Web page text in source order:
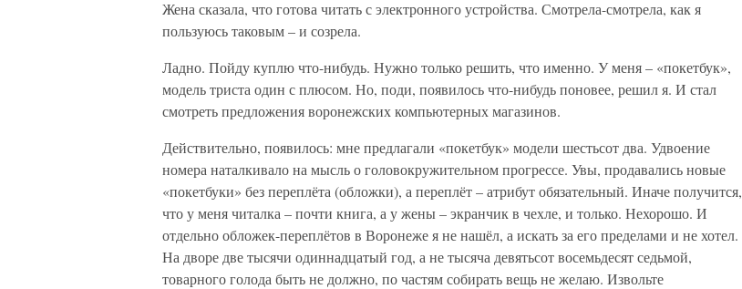
Жена сказала, что готова читать с электронного устройства. Смотрела-смотрела, как я
пользуюсь таковым – и созрела.
Ладно. Пойду куплю что-нибудь. Нужно только решить, что именно. У меня – «покетбук»,
модель триста один с плюсом. Но, поди, появилось что-нибудь поновее, решил я. И стал
смотреть предложения воронежских компьютерных магазинов.
Действительно, появилось: мне предлагали «покетбук» модели шестьсот два. Удвоение
номера наталкивало на мысль о головокружительном прогрессе. Увы, продавались новые
«покетбуки» без переплёта (обложки), а переплёт – атрибут обязательный. Иначе получится,
что у меня читалка – почти книга, а у жены – экранчик в чехле, и только. Нехорошо. И
отдельно обложек-переплётов в Воронеже я не нашёл, а искать за его пределами и не хотел.
На дворе две тысячи одиннадцатый год, а не тысяча девятьсот восемьдесят седьмой,
товарного голода быть не должно, по частям собирать вещь не желаю. Извольте